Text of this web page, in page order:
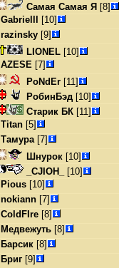
Самая Самая Я [8]
Gabrielll
[10]
razinsky [9]
LIONEL [10]
AZESE [7]
PoNdEr [11]
РобинБэд [10]
Старик БК [11]
Titan [5]
Тамура[7]
Шнурок [10]
_CJIOH_
[10]
Pious [10]
nokiann [7]
ColdFIre [8]
Медвежуть [8]
Барсик [8]
Бриг [9]